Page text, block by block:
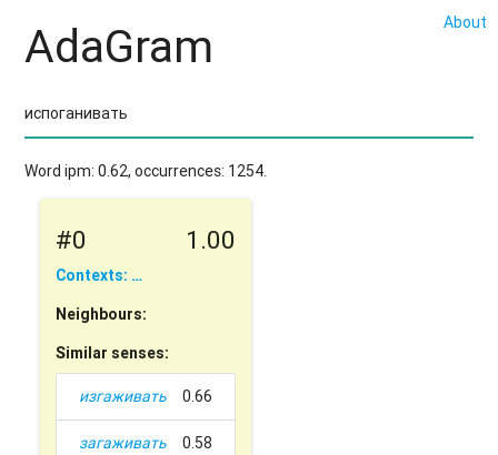
About
AdaGram
Word ipm: 0.62, occurrences: 1254.
#0 1.00
Contexts: …
Neighbours:
Similar senses:
изгаживать 0.66
загаживать 0.58